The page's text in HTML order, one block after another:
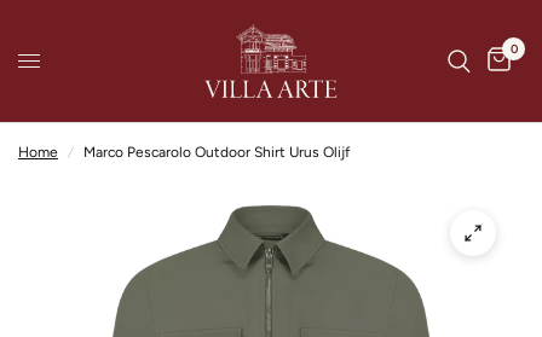
0
Home / Marco Pescarolo Outdoor Shirt Urus Olijf